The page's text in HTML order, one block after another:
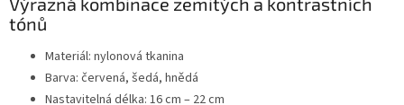
tónů
Materiál: nylonová tkanina
Barva: červená, šedá, hnědá
Nastavitelná délka: 16 cm – 22 cm